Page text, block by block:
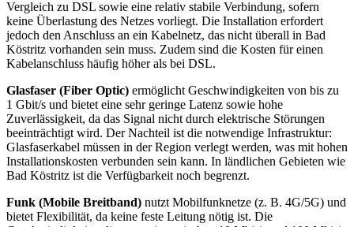
Vergleich zu DSL sowie eine relativ stabile Verbindung, sofern
keine Überlastung des Netzes vorliegt. Die Installation erfordert
jedoch den Anschluss an ein Kabelnetz, das nicht überall in Bad
Köstritz vorhanden sein muss. Zudem sind die Kosten für einen
Kabelanschluss häufig höher als bei DSL.
Glasfaser (Fiber Optic) ermöglicht Geschwindigkeiten von bis zu
1 Gbit/s und bietet eine sehr geringe Latenz sowie hohe
Zuverlässigkeit, da das Signal nicht durch elektrische Störungen
beeinträchtigt wird. Der Nachteil ist die notwendige Infrastruktur:
Glasfaserkabel müssen in der Region verlegt werden, was mit hohen
Installationskosten verbunden sein kann. In ländlichen Gebieten wie
Bad Köstritz ist die Verfügbarkeit noch begrenzt.
Funk (Mobile Breitband) nutzt Mobilfunknetze (z. B. 4G/5G) und
bietet Flexibilität, da keine feste Leitung nötig ist. Die